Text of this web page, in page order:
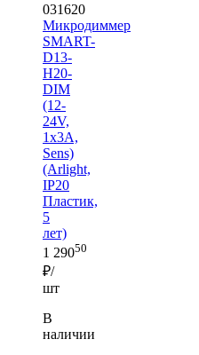
031620
Микродиммер
SMART-
D13-
H20-
DIM
(12-
24V,
1x3A,
Sens)
(Arlight,
IP20
Пластик,
5
лет)
1 29050
₽/
шт
В
наличии